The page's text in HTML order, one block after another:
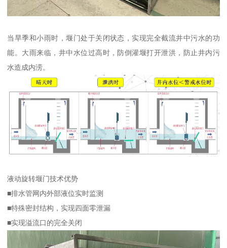
当旱季和小雨时，堰门处于关闭状态，实现完全截流井中污水的功
能。大雨来临，井中水位过高时，防倒灌堰打开泄洪，防止井内污
水造成内涝。
液动旋转堰门技术优势
■排水管网内外部液位实时监测
■特殊密封结构，实现四面零泄漏
■实现溢流口的完全关闭